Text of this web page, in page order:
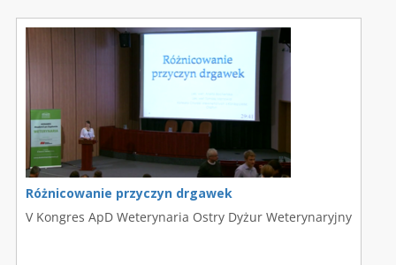
Różnicowanie przyczyn drgawek
V Kongres ApD Weterynaria Ostry Dyżur Weterynaryjny